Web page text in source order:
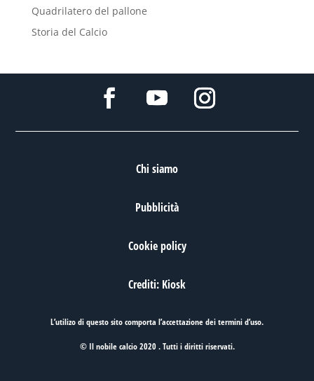
Quadrilatero del pallone
Storia del Calcio
Chi siamo
Pubblicità
Cookie policy
Crediti: Kiosk
L’utilizo di questo sito comporta l’accettazione deitermini d’uso.
© Il nobile calcio 2020 . Tutti i diritti riservati.